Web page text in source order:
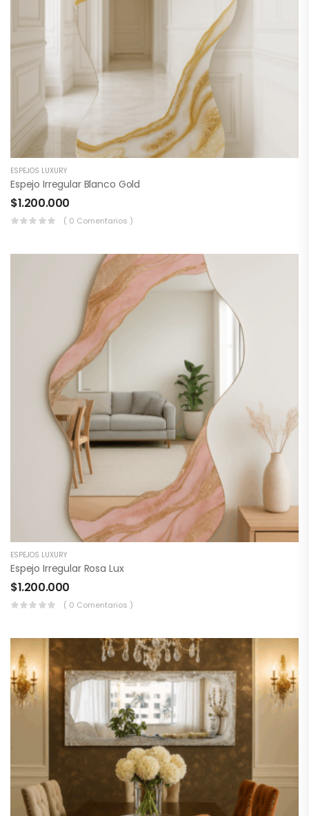
ESPEJOS LUXURY
Espejo Irregular Blanco Gold
$1.200.000
( 0 Comentarios )
ESPEJOS LUXURY
Espejo Irregular Rosa Lux
$1.200.000
( 0 Comentarios )